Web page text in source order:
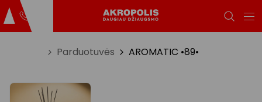
Parduotuvės AROMATIC •89•